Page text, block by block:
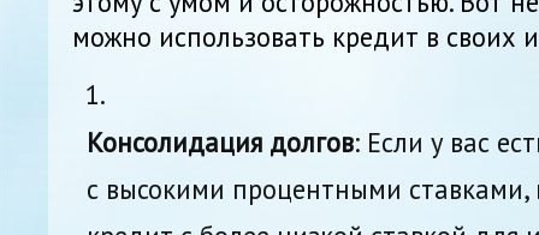
можно использовать кредит в своих
Консолидация долгов: Если у вас
с высокими процентными ставками,